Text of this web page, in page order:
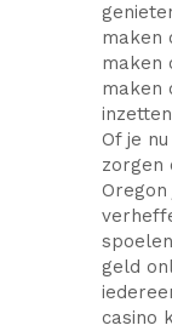
maken
maken
maken
Of je
zorgen
geld
casino